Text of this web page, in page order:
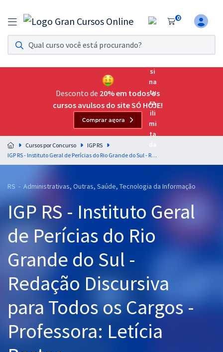
0
Assinatura Ilimitada 11
Acesso a todos os cursos. Teste grátis por 7 dias!
Assinatura OAB Até Passar
Acesso ilimitado a toda preparação para o Exame da
Residências Multiprofissionais
Preparação completa e intensiva para as principais
residências em saúde do Brasil
Cursos 20% OFF
Pós
Graduação
OAB
Questões grátis
Desconto de 20% em todos os
cursos avulsos do site SÓ HOJE!
Comprar agora
Cursos por Concurso
IGP RS
IGP RS - Instituto Geral de Perícias do Rio Grande do Sul - Redação Discursiva para Todos os Cargos - Professora: Letícia Bastos
RS - Administrativas, Outras, Saúde, Tecnologia da Informação
IGP RS - Instituto Geral
de Perícias do Rio
Grande do Sul -
Redação Discursiva
para Todos os Cargos -
Professora: Letícia